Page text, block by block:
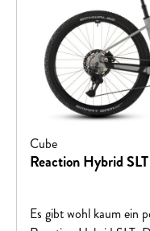
Cube
Reaction Hybrid
Es gibt wohl kaum ein